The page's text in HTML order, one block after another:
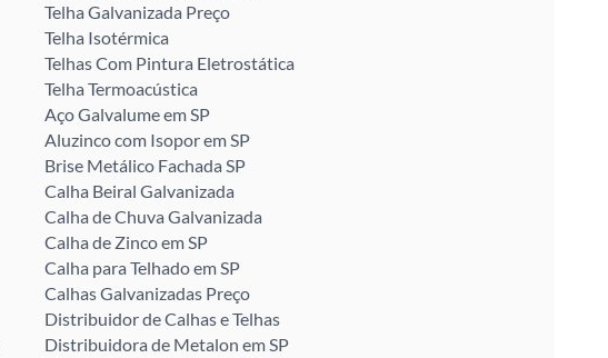
Telha Galvanizada Preço
Telha Isotérmica
Telhas Com Pintura Eletrostática
Telha Termoacústica
Aço Galvalume em SP
Aluzinco com Isopor em SP
Brise Metálico Fachada SP
Calha Beiral Galvanizada
Calha de Chuva Galvanizada
Calha de Zinco em SP
Calha para Telhado em SP
Calhas Galvanizadas Preço
Distribuidor de Calhas e Telhas
Distribuidora de Metalon em SP